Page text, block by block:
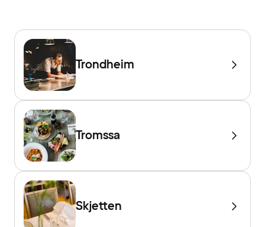
Trondheim
Tromssa
Skjetten